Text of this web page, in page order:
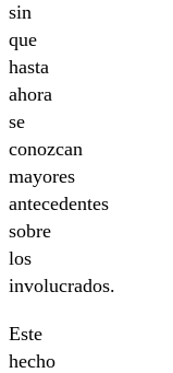
sin
que
hasta
ahora
se
conozcan
mayores
antecedentes
sobre
los
involucrados.
Este
hecho